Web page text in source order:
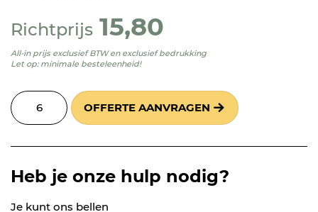
Richtprijs 15,80
All-in prijs exclusief BTW en exclusief bedrukking
Let op: minimale besteleenheid!
OFFERTE AANVRAGEN
Heb je onze hulp nodig?
Je kunt ons bellen